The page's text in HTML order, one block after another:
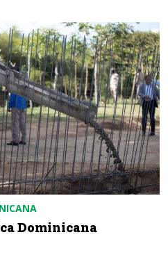
Dominicana